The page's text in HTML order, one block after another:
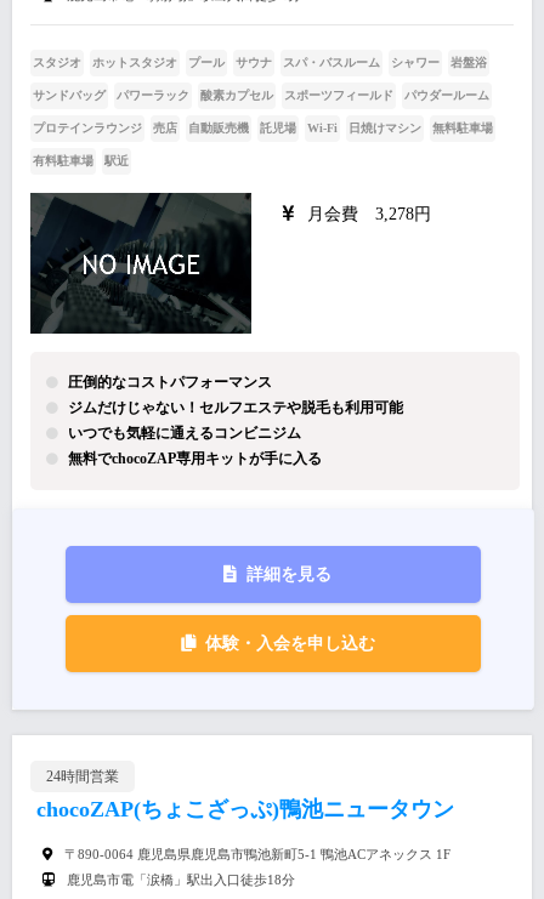
スタジオ ホットスタジオ プール サウナ スパ・バスルーム シャワー 岩盤浴
サンドバッグ パワーラック 酸素カプセル スポーツフィールド パウダールーム
プロテインラウンジ 売店 自動販売機 託児場 Wi-Fi 日焼けマシン 無料駐車場
有料駐車場 駅近
月会費 3,278円
圧倒的なコストパフォーマンス
ジムだけじゃない！セルフエステや脱毛も利用可能
いつでも気軽に通えるコンビニジム
無料でchocoZAP専用キットが手に入る
詳細を見る
体験・入会を申し込む
24時間営業
chocoZAP(ちょこざっぷ)鴨池ニュータウン
〒890-0064 鹿児島県鹿児島市鴨池新町5-1 鴨池ACアネックス 1F
鹿児島市電「涙橋」駅出入口徒歩18分